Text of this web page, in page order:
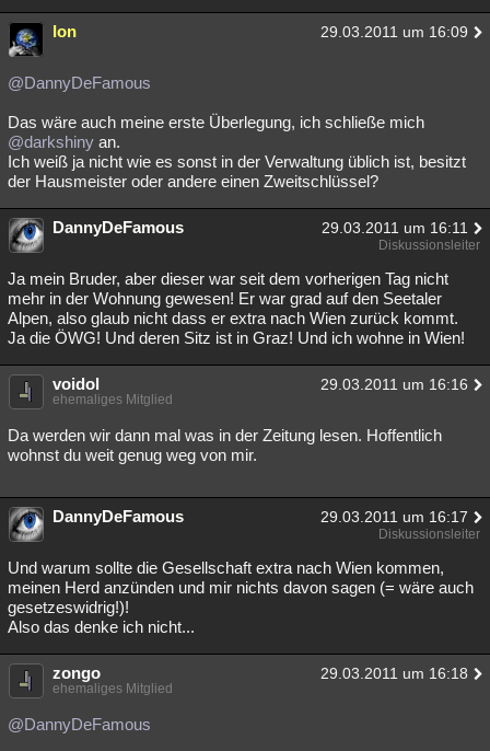
Ion 29.03.2011 um 16:09
@DannyDeFamous
Das wäre auch meine erste Überlegung, ich schließe mich
@darkshiny an.
Ich weiß ja nicht wie es sonst in der Verwaltung üblich ist, besitzt
der Hausmeister oder andere einen Zweitschlüssel?
DannyDeFamous 29.03.2011 um 16:11
Diskussionsleiter
Ja mein Bruder, aber dieser war seit dem vorherigen Tag nicht
mehr in der Wohnung gewesen! Er war grad auf den Seetaler
Alpen, also glaub nicht dass er extra nach Wien zurück kommt.
Ja die ÖWG! Und deren Sitz ist in Graz! Und ich wohne in Wien!
voidol 29.03.2011 um 16:16
ehemaliges Mitglied
Da werden wir dann mal was in der Zeitung lesen. Hoffentlich
wohnst du weit genug weg von mir.
DannyDeFamous 29.03.2011 um 16:17
Diskussionsleiter
Und warum sollte die Gesellschaft extra nach Wien kommen,
meinen Herd anzünden und mir nichts davon sagen (= wäre auch
gesetzeswidrig!)!
Also das denke ich nicht...
zongo 29.03.2011 um 16:18
ehemaliges Mitglied
@DannyDeFamous